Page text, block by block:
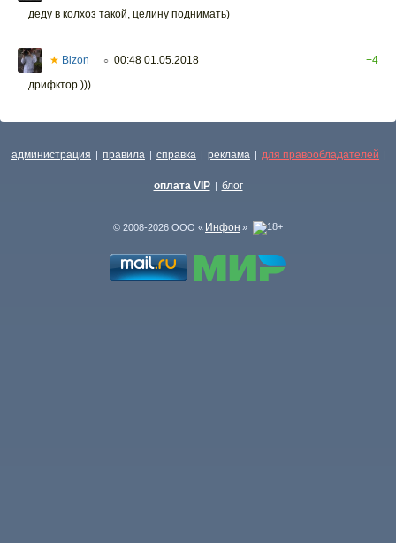
деду в колхоз такой, целину поднимать)
★ Bizon ○ 00:48 01.05.2018
+4
дрифктор )))
администрация | правила | справка | реклама | для правообладателей |
оплата VIP | блог
© 2008-2026 ООО « Инфон »